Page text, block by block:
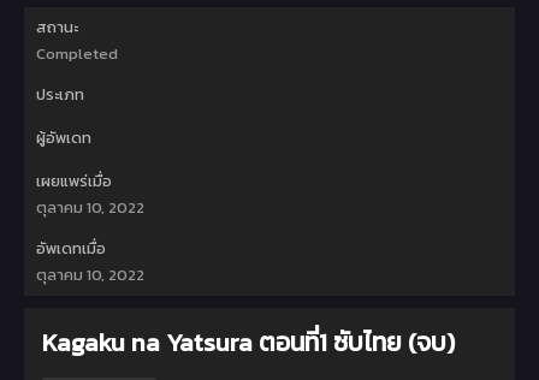
สถานะ
Completed
ประเภท
ผู้อัพเดท
เผยแพร่เมื่อ
ตุลาคม 10, 2022
อัพเดทเมื่อ
ตุลาคม 10, 2022
Kagaku na Yatsura ตอนที่1 ซับไทย (จบ)